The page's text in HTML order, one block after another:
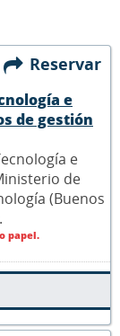
Reservar
e
de gestión
e
de
(Buenos
.
papel.